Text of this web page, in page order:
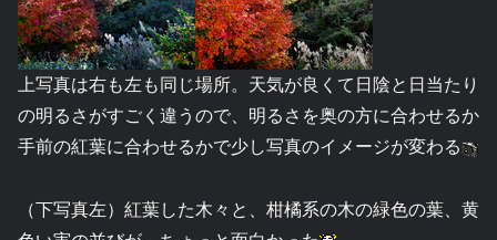
上写真は右も左も同じ場所。天気が良くて日陰と日当たり
の明るさがすごく違うので、明るさを奥の方に合わせるか
手前の紅葉に合わせるかで少し写真のイメージが変わる
（下写真左）紅葉した木々と、柑橘系の木の緑色の葉、黄